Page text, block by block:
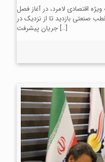
اقتصادی لامرد، در آغاز فصل
صنعتی بازدید تا از نزدیک در
جریان پیشرفت[…]